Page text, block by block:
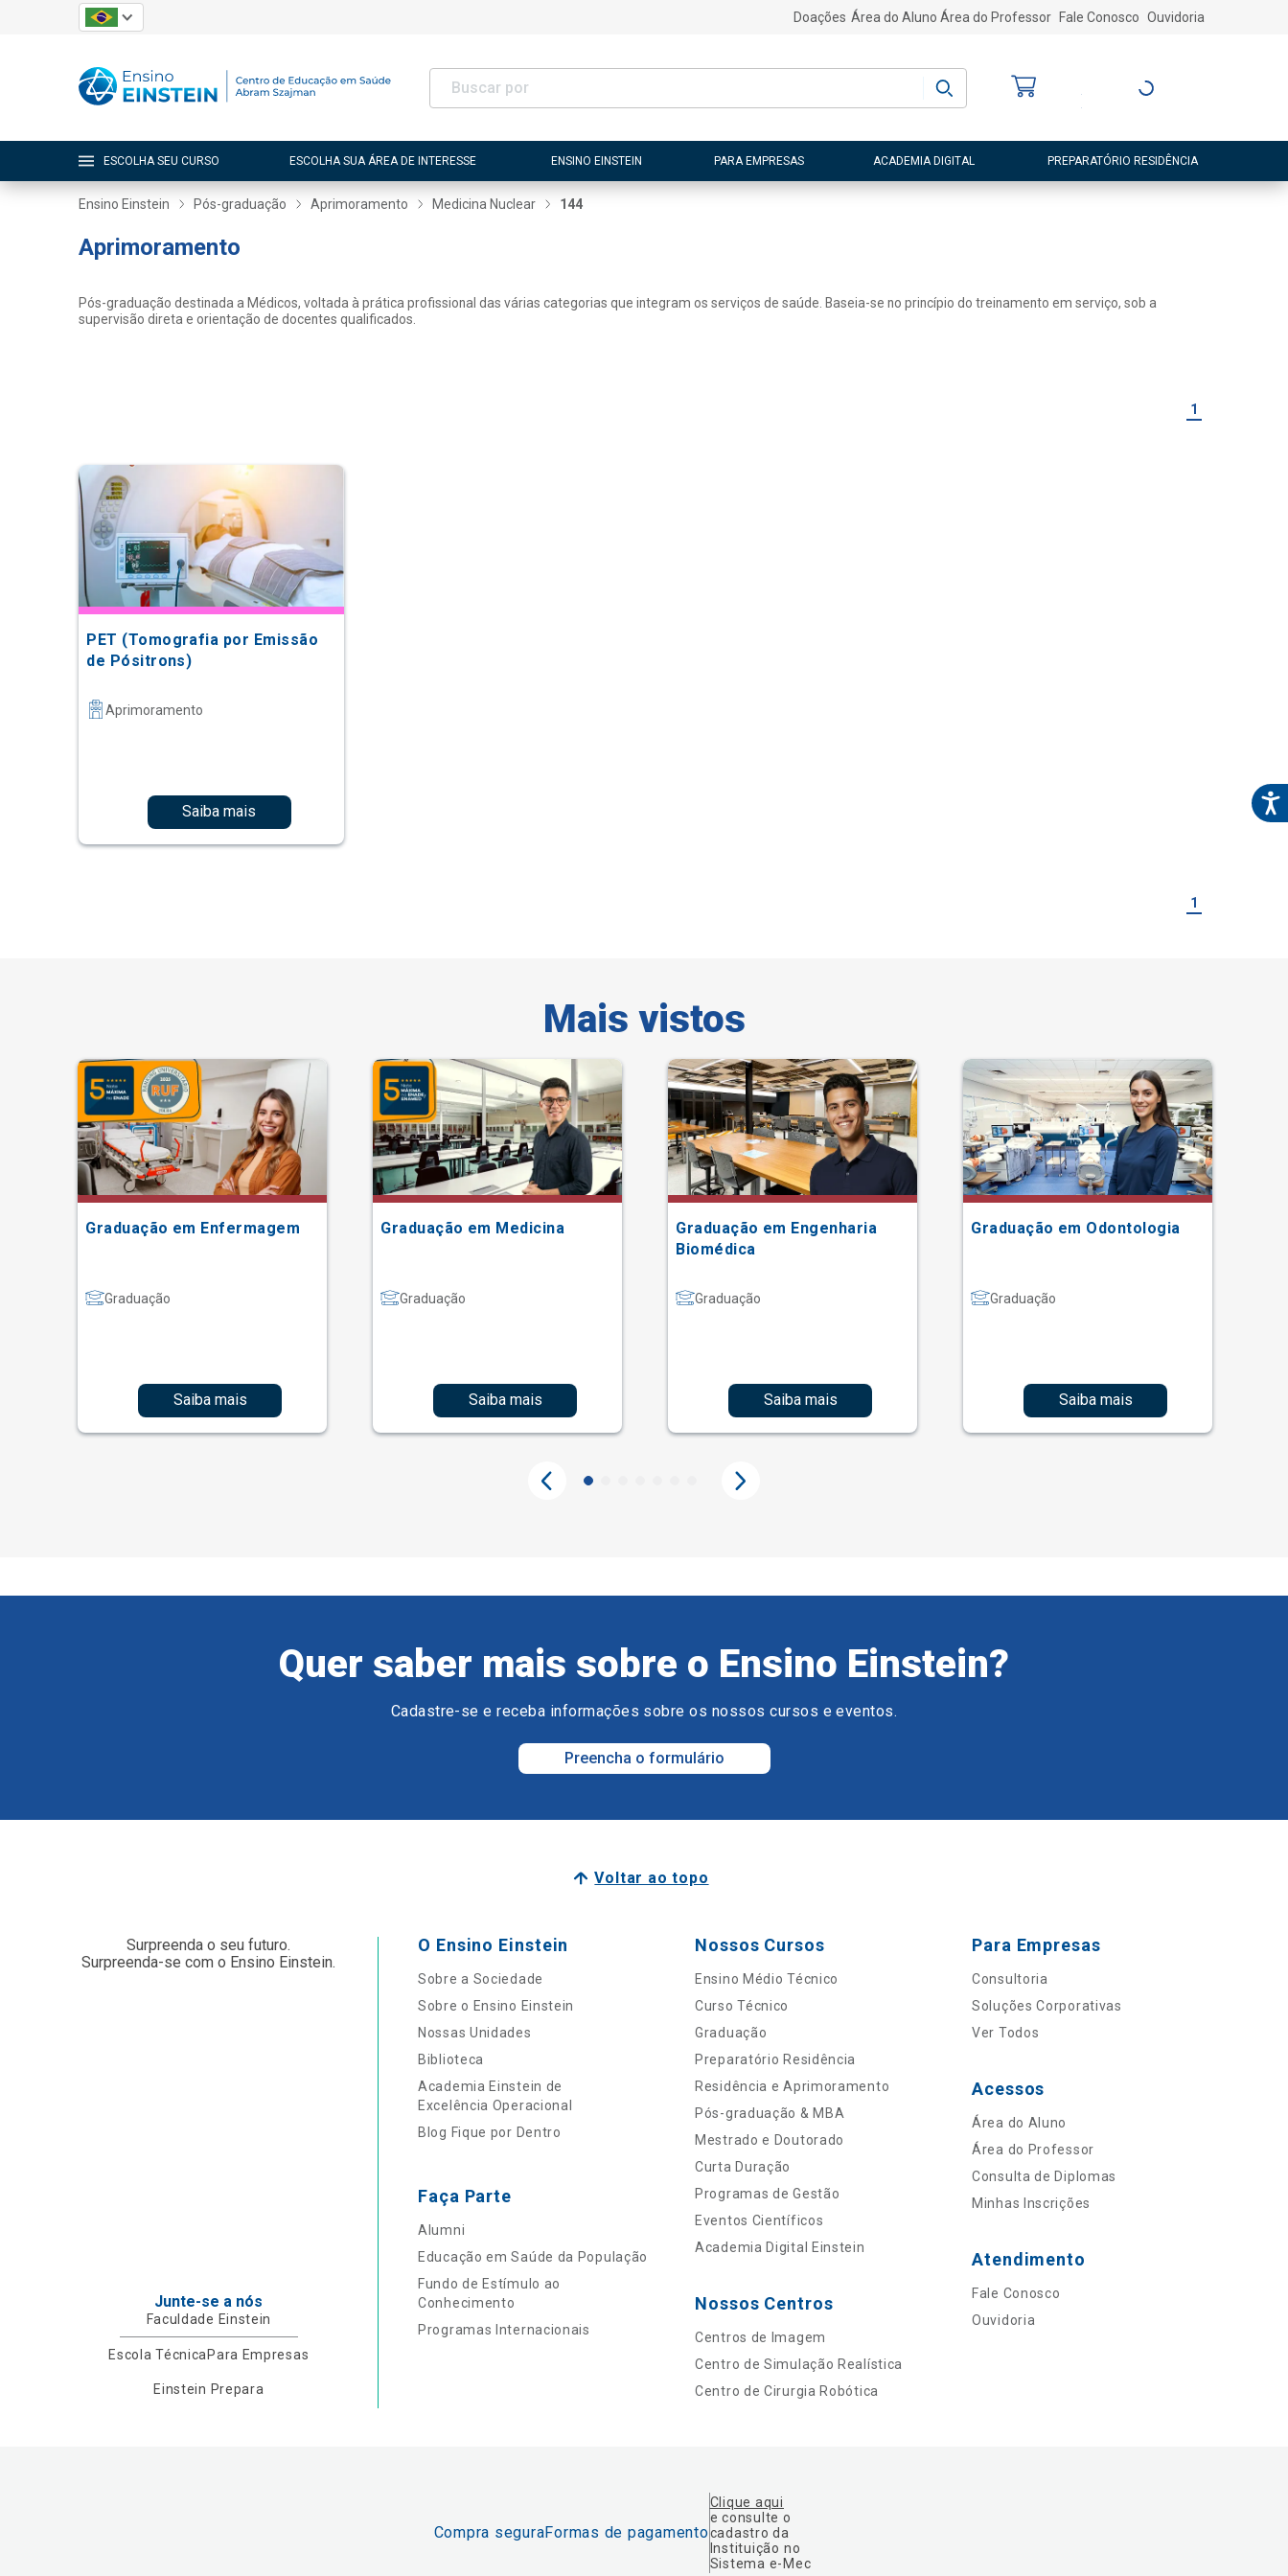
Doações Área do Aluno Área do Professor Fale Conosco Ouvidoria
Entre ou Cadastre-
ESCOLHA SEU CURSO ESCOLHA SUA ÁREA DE INTERESSE ENSINO EINSTEIN PARA EMPRESAS ACADEMIA DIGITAL PREPARATÓRIO RESIDÊNCIA
Ensino Einstein Pós-graduação Aprimoramento Medicina Nuclear 144
Aprimoramento
Pós-graduação destinada a Médicos, voltada à prática profissional das várias categorias que integram os serviços de saúde. Baseia-se no princípio do treinamento em serviço, sob a
supervisão direta e orientação de docentes qualificados.
1
PET (Tomografia por Emissão
de Pósitrons)
Aprimoramento
Saiba mais
1
Mais vistos
Graduação em Enfermagem
Graduação
Saiba mais
Graduação em Medicina
Graduação
Saiba mais
Graduação em Engenharia
Biomédica
Graduação
Saiba mais
Graduação em Odontologia
Graduação
Saiba mais
Quer saber mais sobre o Ensino Einstein?
Cadastre-se e receba informações sobre os nossos cursos e eventos.
Preencha o formulário
Voltar ao topo
Surpreenda o seu futuro.
Surpreenda-se com o Ensino Einstein.
Junte-se a nós
Faculdade Einstein
Escola Técnica Para Empresas
Einstein Prepara
O Ensino Einstein
Sobre a Sociedade
Sobre o Ensino Einstein
Nossas Unidades
Biblioteca
Academia Einstein de
Excelência Operacional
Blog Fique por Dentro
Faça Parte
Alumni
Educação em Saúde da População
Fundo de Estímulo ao
Conhecimento
Programas Internacionais
Nossos Cursos
Ensino Médio Técnico
Curso Técnico
Graduação
Preparatório Residência
Residência e Aprimoramento
Pós-graduação & MBA
Mestrado e Doutorado
Curta Duração
Programas de Gestão
Eventos Científicos
Academia Digital Einstein
Nossos Centros
Centros de Imagem
Centro de Simulação Realística
Centro de Cirurgia Robótica
Para Empresas
Consultoria
Soluções Corporativas
Ver Todos
Acessos
Área do Aluno
Área do Professor
Consulta de Diplomas
Minhas Inscrições
Atendimento
Fale Conosco
Ouvidoria
Compra seguraFormas de pagamento
Clique aqui
e consulte o
cadastro da
Instituição no
Sistema e-Mec